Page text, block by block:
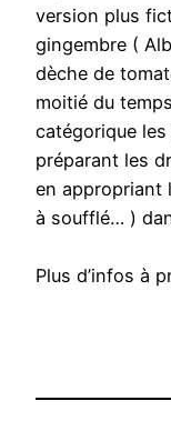
version plus
gingembre (
dèche de
moitié du
catégorique
préparant les
en appropriant
à soufflé… )
Plus d’infos à